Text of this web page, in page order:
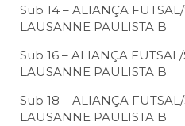
Sub 14 – ALIANÇA
LAUSANNE PAULISTA B
Sub 16 – ALIANÇA
LAUSANNE PAULISTA B
Sub 18 – ALIANÇA
LAUSANNE PAULISTA B